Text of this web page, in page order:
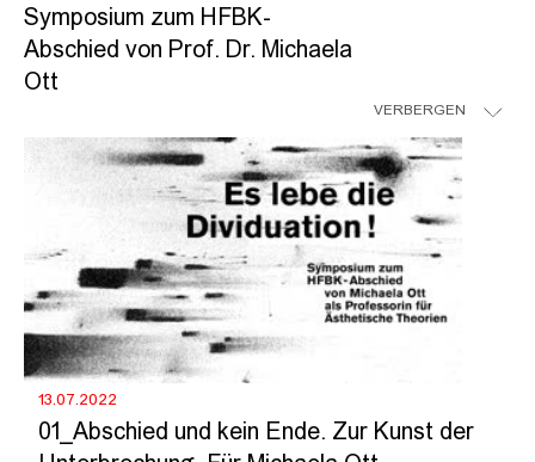
Symposium zum HFBK-
Abschied von Prof. Dr. Michaela
Ott
VERBERGEN
13.07.2022
01_Abschied und kein Ende. Zur Kunst der